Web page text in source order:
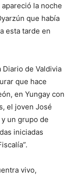
la noche
que había
esta tarde en
Diario de Valdivia
que hace
en Yungay con
el joven José
un grupo de
iniciadas
vivo,